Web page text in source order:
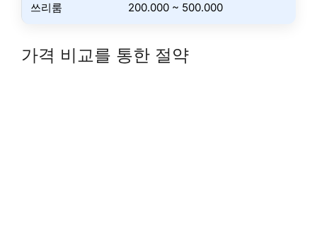
쓰리룸 200.000 ~ 500.000
가격 비교를 통한 절약